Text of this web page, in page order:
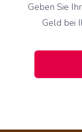
Geben Sie
Geld bei